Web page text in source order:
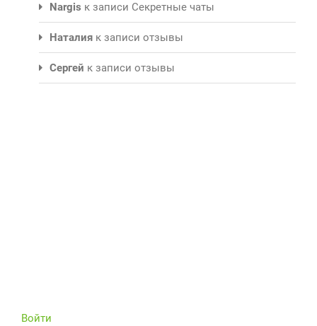
Nargis к записи Секретные чаты
Наталия к записи отзывы
Сергей к записи отзывы
Войти